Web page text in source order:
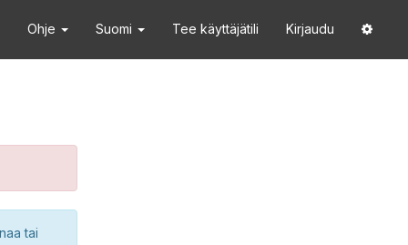
Ohje Suomi Tee käyttäjätili Kirjaudu
tai